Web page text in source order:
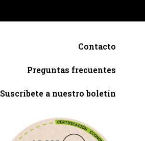
Contacto
Preguntas frecuentes
Suscríbete a nuestro boletín